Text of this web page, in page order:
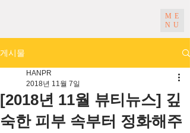
ME
NU
게시물
[2018년 11월 뷰티뉴스] 깊
숙한 피부 속부터 정화해주
HANPR
2018년 11월 7일